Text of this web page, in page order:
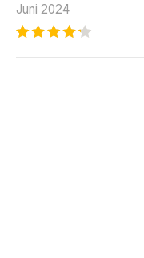
Juni 2024